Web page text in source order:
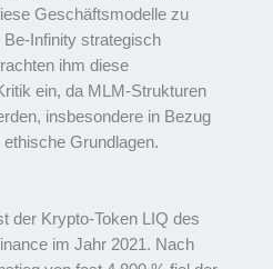
Geschäftsmodelle zu
Infinity strategisch
ihm diese
ein, da MLM-Strukturen
insbesondere in Bezug
Grundlagen.
der Krypto-Token LIQ des
im Jahr 2021. Nach